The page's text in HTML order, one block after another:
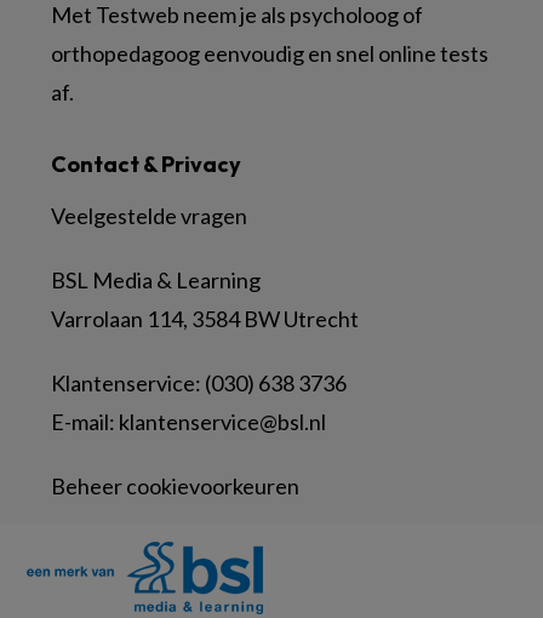
Contact & Privacy
Veelgestelde vragen
BSL Media & Learning
Varrolaan 114, 3584 BW Utrecht
Klantenservice: (030) 638 3736
E-mail: klantenservice@bsl.nl
Beheer cookievoorkeuren
Met Testweb neem je als psycholoog of
orthopedagoog eenvoudig en snel online tests
af.